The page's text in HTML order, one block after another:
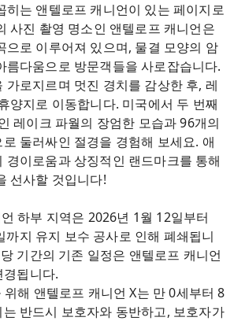
히는 앤텔로프 캐니언이 있는 페이지로
사진 촬영 명소인 앤텔로프 캐니언은
으로 이루어져 있으며, 물결 모양의 암
름다움으로 방문객들을 사로잡습니다.
가로지르며 멋진 경치를 감상한 후, 레
양지로 이동합니다. 미국에서 두 번째
레이크 파월의 장엄한 모습과 96개의
둘러싸인 절경을 경험해 보세요. 애
경이로움과 상징적인 랜드마크를 통해
선사할 것입니다!
하부 지역은 2026년 1월 12일부터
까지 유지 보수 공사로 인해 폐쇄됩니
기간의 기존 일정은 앤텔로프 캐니언
경됩니다.
해 앤텔로프 캐니언 X는 만 0세부터 8
반드시 보호자와 동반하고, 보호자가